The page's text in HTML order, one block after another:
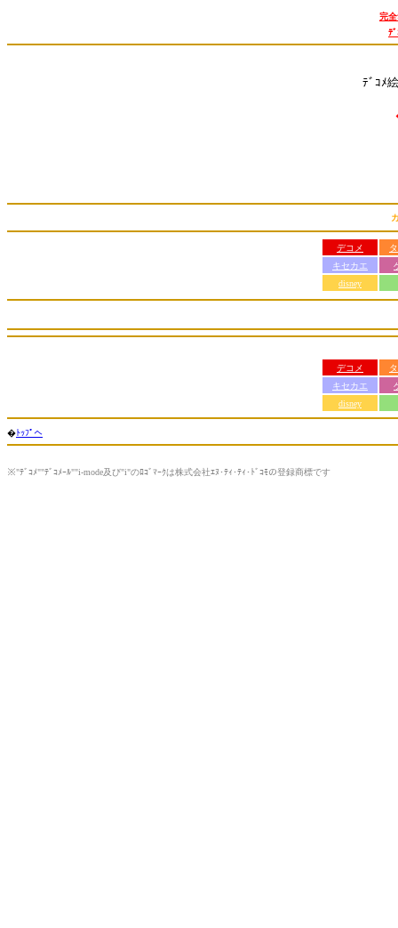
完
ﾃ
ﾃﾞｺﾒ
デコメ
キセカエ
disney
デコメ
キセカエ
disney
�ﾄｯﾌﾟへ
※"ﾃﾞｺﾒ""ﾃﾞｺﾒｰﾙ""i-mode及び"i"のﾛｺﾞﾏｰｸは株式会社ｴﾇ･ﾃｨ･ﾃｨ･ﾄﾞｺﾓの登録商標です